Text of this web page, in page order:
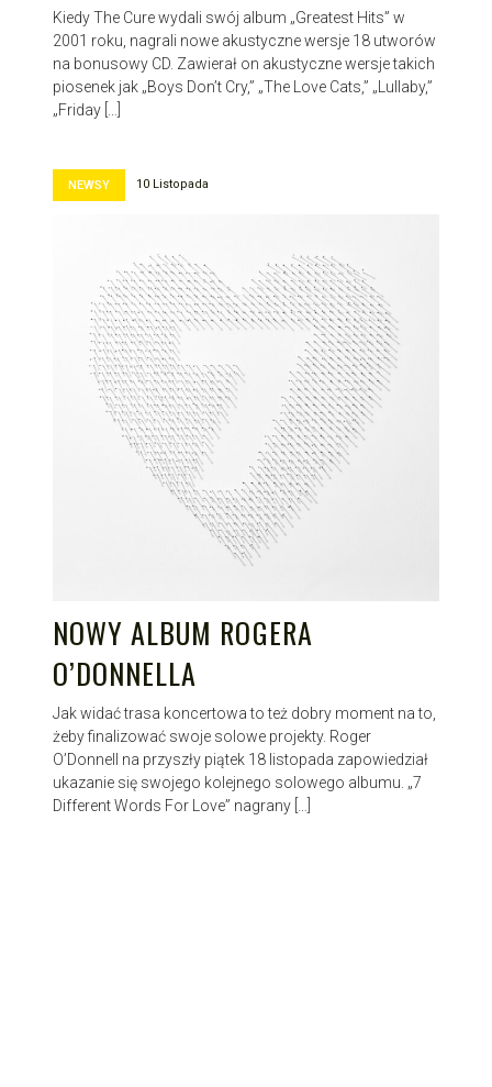
Kiedy The Cure wydali swój album „Greatest Hits” w
2001 roku, nagrali nowe akustyczne wersje 18 utworów
na bonusowy CD. Zawierał on akustyczne wersje takich
piosenek jak „Boys Don’t Cry,” „The Love Cats,” „Lullaby,”
„Friday […]
NEWSY 10 Listopada
NOWY ALBUM ROGERA
O’DONNELLA
Jak widać trasa koncertowa to też dobry moment na to,
żeby finalizować swoje solowe projekty. Roger
O’Donnell na przyszły piątek 18 listopada zapowiedział
ukazanie się swojego kolejnego solowego albumu. „7
Different Words For Love” nagrany […]